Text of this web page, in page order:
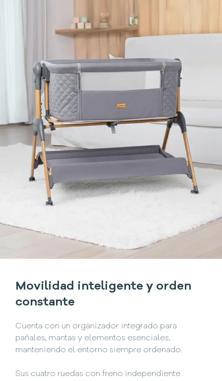
Movilidad inteligente y orden
constante
Cuenta con un organizador integrado para
pañales, mantas y elementos esenciales,
manteniendo el entorno siempre ordenado.
Sus cuatro ruedas con freno independiente